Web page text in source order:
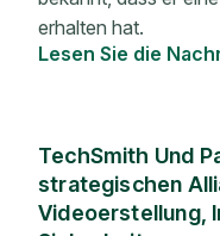
erhalten hat.
Lesen Sie die
TechSmith Und
strategischen
Videoerstellung,